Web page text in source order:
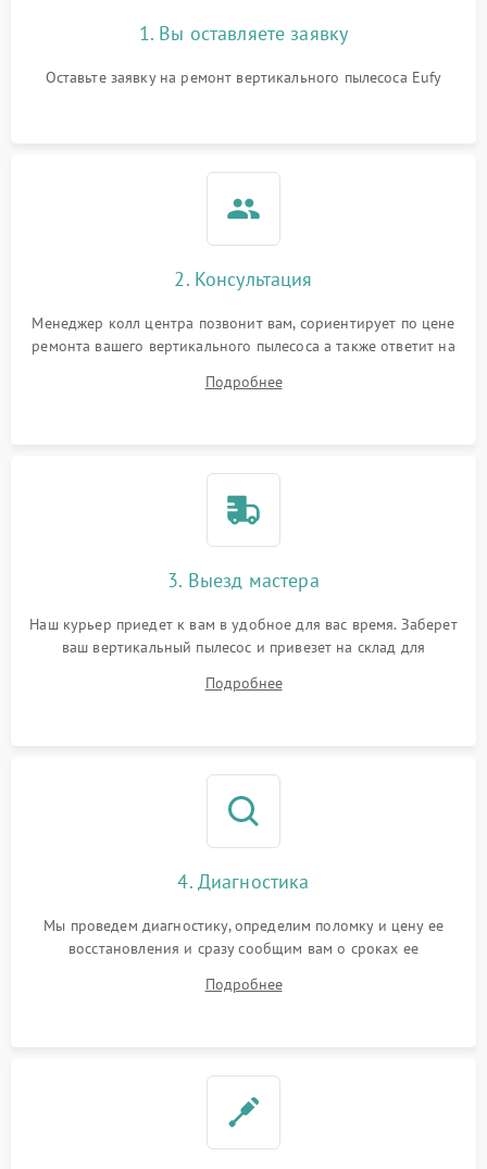
1. Вы оставляете заявку
Оставьте заявку на ремонт вертикального пылесоса Eufy
2. Консультация
Менеджер колл центра позвонит вам, сориентирует по цене
ремонта вашего вертикального пылесоса а также ответит на
Подробнее
3. Выезд мастера
Наш курьер приедет к вам в удобное для вас время. Заберет
ваш вертикальный пылесос и привезет на склад для
Подробнее
4. Диагностика
Мы проведем диагностику, определим поломку и цену ее
восстановления и сразу сообщим вам о сроках ее
Подробнее